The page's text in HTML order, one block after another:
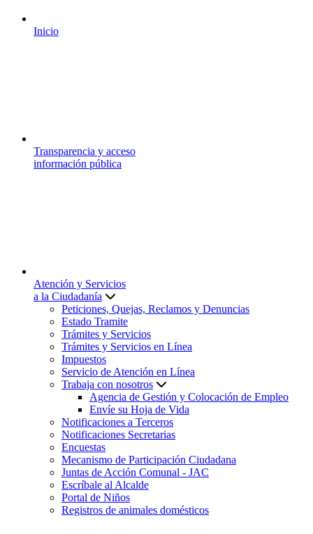
Inicio
Transparencia y acceso
información pública
Atención y Servicios
a la Ciudadanía
Peticiones, Quejas, Reclamos y Denuncias
Estado Tramite
Trámites y Servicios
Trámites y Servicios en Línea
Impuestos
Servicio de Atención en Línea
Trabaja con nosotros
Agencia de Gestión y Colocación de Empleo
Envíe su Hoja de Vida
Notificaciones a Terceros
Notificaciones Secretarias
Encuestas
Mecanismo de Participación Ciudadana
Juntas de Acción Comunal - JAC
Escríbale al Alcalde
Portal de Niños
Registros de animales domésticos